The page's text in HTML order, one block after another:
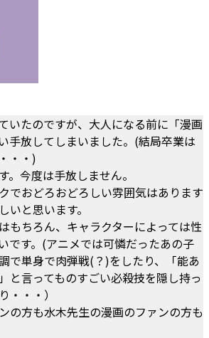
いたのですが、大人になる前に「漫画
手放してしまいました。(結局卒業は
・・)
。今度は手放しません。
でおどろおどろしい雰囲気はあります
いと思います。
もちろん、キャラクターによっては性
です。(アニメでは可憐だったあの子
で単身で肉弾戦(？)をしたり、「能あ
と言ってものすごい必殺技を隠し持っ
・・・）
の方も水木先生の漫画のファンの方も